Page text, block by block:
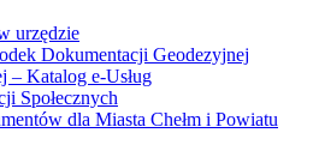
urzędzie
Dokumentacji Geodezyjnej
– Katalog e-Usług
Społecznych
dla Miasta Chełm i Powiatu